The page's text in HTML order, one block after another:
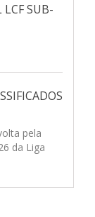
LCF SUB-
pela
da Liga